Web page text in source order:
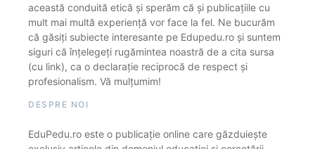
această conduită etică și sperăm că și publicațiile cu
mult mai multă experiență vor face la fel. Ne bucurăm
că găsiți subiecte interesante pe Edupedu.ro și suntem
siguri că înțelegeți rugămintea noastră de a cita sursa
(cu link), ca o declarație reciprocă de respect și
profesionalism. Vă mulțumim!
DESPRE NOI
EduPedu.ro este o publicație online care găzduiește